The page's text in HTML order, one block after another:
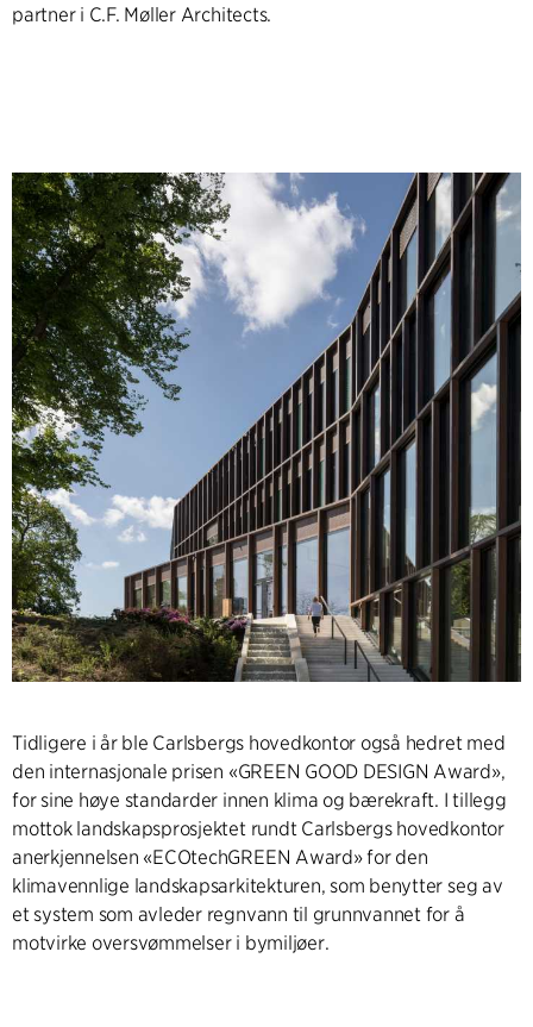
partner i C.F. Møller Architects.
Tidligere i år ble Carlsbergs hovedkontor også hedret med
den internasjonale prisen «GREEN GOOD DESIGN Award»,
for sine høye standarder innen klima og bærekraft. I tillegg
mottok landskapsprosjektet rundt Carlsbergs hovedkontor
anerkjennelsen «ECOtechGREEN Award» for den
klimavennlige landskapsarkitekturen, som benytter seg av
et system som avleder regnvann til grunnvannet for å
motvirke oversvømmelser i bymiljøer.